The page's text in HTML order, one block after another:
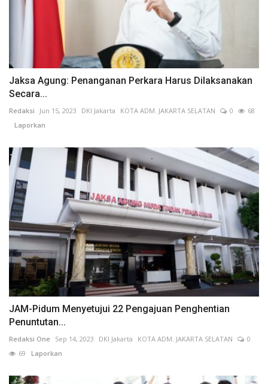
Jaksa Agung: Penanganan Perkara Harus Dilaksanakan
Secara...
Redaksi Jun 15, 2023 DKI Jakarta KOTA ADM. JAKARTA SELATAN 0
68
Laporkan
JAM-Pidum Menyetujui 22 Pengajuan Penghentian
Penuntutan...
Redaksi One Sep 14, 2023 DKI Jakarta KOTA ADM. JAKARTA SELATAN
0
69 Laporkan